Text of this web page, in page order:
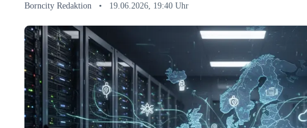
Borncity Redaktion • 19.06.2026, 19:40 Uhr